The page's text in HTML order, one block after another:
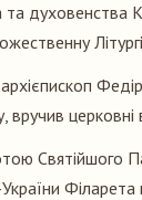
духовенства
архієпископ
вручив церковні
Святійшого
України